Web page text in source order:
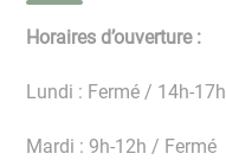
Horaires d’ouverture :
Lundi : Fermé / 14h-17h
Mardi : 9h-12h / Fermé